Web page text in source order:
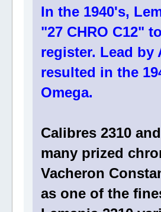
In the 1940's,
"27 CHRO C12"
register. Lead by
resulted in the
Omega.
Calibres 2310
many prized
Vacheron
as one of the